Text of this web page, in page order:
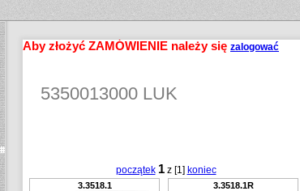
Aby złożyć ZAMÓWIENIE należy się zalogować
5350013000 LUK
początek 1z [1] koniec
3.3518.1 3.3518.1R